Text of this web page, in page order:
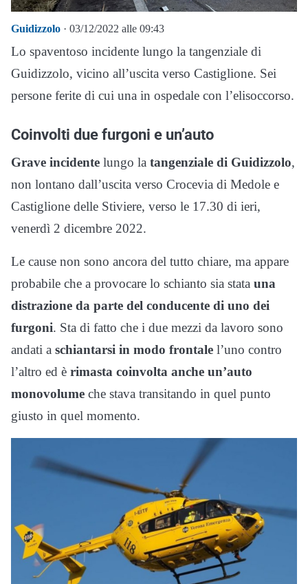
Guidizzolo · 03/12/2022 alle 09:43
Lo spaventoso incidente lungo la tangenziale di
Guidizzolo, vicino all’uscita verso Castiglione. Sei
persone ferite di cui una in ospedale con l’elisoccorso.
Coinvolti due furgoni e un’auto
Grave incidente lungo la tangenziale di Guidizzolo,
non lontano dall’uscita verso Crocevia di Medole e
Castiglione delle Stiviere, verso le 17.30 di ieri,
venerdì 2 dicembre 2022.
Le cause non sono ancora del tutto chiare, ma appare
probabile che a provocare lo schianto sia stata una
distrazione da parte del conducente di uno dei
furgoni. Sta di fatto che i due mezzi da lavoro sono
andati a schiantarsi in modo frontale l’uno contro
l’altro ed è rimasta coinvolta anche un’auto
monovolume che stava transitando in quel punto
giusto in quel momento.